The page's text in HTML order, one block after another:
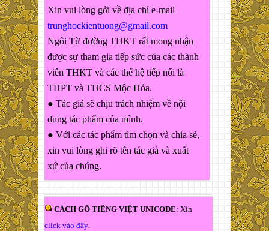
Xin vui lòng gởi về địa chỉ e-mail
trunghockientuong@gmail.com
Ngôi Từ đường THKT rất mong nhận
được sự tham gia tiếp sức của các thành
viên THKT và các thế hệ tiếp nối là
THPT và THCS Mộc Hóa.
● Tác giả sẽ chịu trách nhiệm về nội
dung tác phẩm của mình.
● Với các tác phẩm tìm chọn và chia sẻ,
xin vui lòng ghi rõ tên tác giả và xuất
xứ của chúng.
CÁCH GÕ TIẾNG VIỆT UNICODE: Xin
click vào đây